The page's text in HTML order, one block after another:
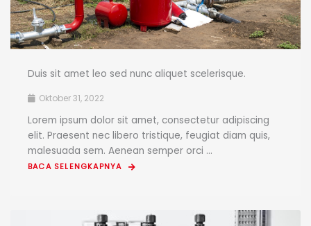
Duis sit amet leo sed nunc aliquet scelerisque.
Oktober 31, 2022
Lorem ipsum dolor sit amet, consectetur adipiscing
elit. Praesent nec libero tristique, feugiat diam quis,
malesuada sem. Aenean semper orci ...
BACA SELENGKAPNYA